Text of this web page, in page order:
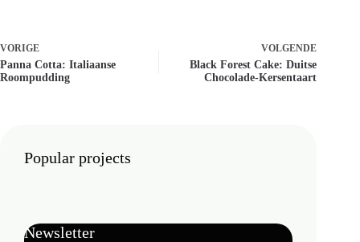
VORIGE
Panna Cotta: Italiaanse
Roompudding
VOLGENDE
Black Forest Cake: Duitse
Chocolade-Kersentaart
Popular projects
Newsletter